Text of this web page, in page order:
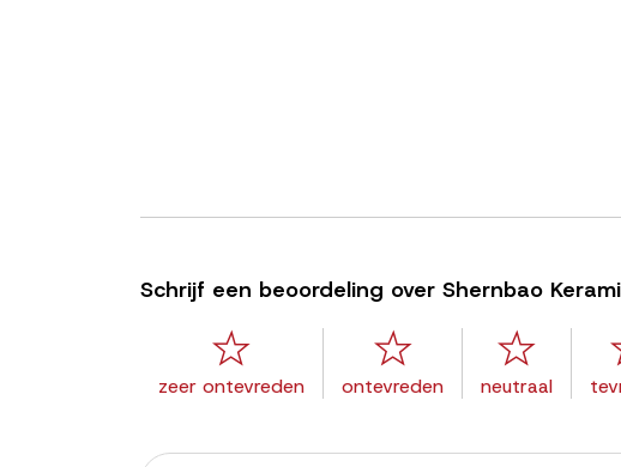
Schrijf een beoordeling over Shernbao
zeer ontevreden ontevreden neutraal